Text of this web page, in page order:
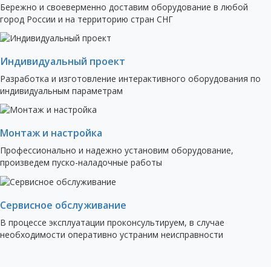
Бережно и своеверменно доставим оборудование в любой
город России и на территорию стран СНГ
Индивидуальный проект
Разработка и изготовление интерактивного оборудования по
индивидуальным параметрам
Монтаж и настройка
Профессионально и надежно установим оборудование,
произведем пуско-наладочные работы
Сервисное обслуживание
В процессе эксплуатации проконсультируем, в случае
необходимости оперативно устраним неисправности